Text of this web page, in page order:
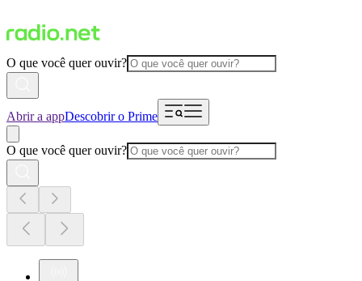
O que você quer ouvir?
Abrir a appDescobrir o Prime
O que você quer ouvir?